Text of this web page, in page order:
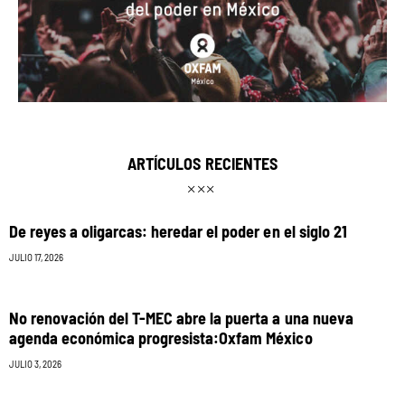
ARTÍCULOS RECIENTES
De reyes a oligarcas: heredar el poder en el siglo 21
JULIO 17, 2026
No renovación del T-MEC abre la puerta a una nueva
agenda económica progresista:Oxfam México
JULIO 3, 2026